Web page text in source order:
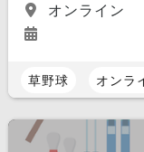
オンライン
草野球 オンラ